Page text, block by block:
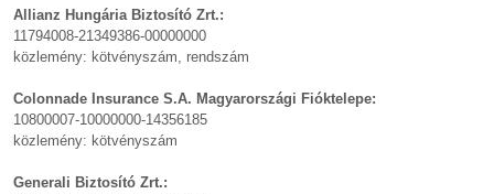
Allianz Hungária Biztosító Zrt.:
11794008-21349386-00000000
közlemény: kötvényszám, rendszám
Colonnade Insurance S.A. Magyarországi Fióktelepe:
10800007-10000000-14356185
közlemény: kötvényszám
Generali Biztosító Zrt.: